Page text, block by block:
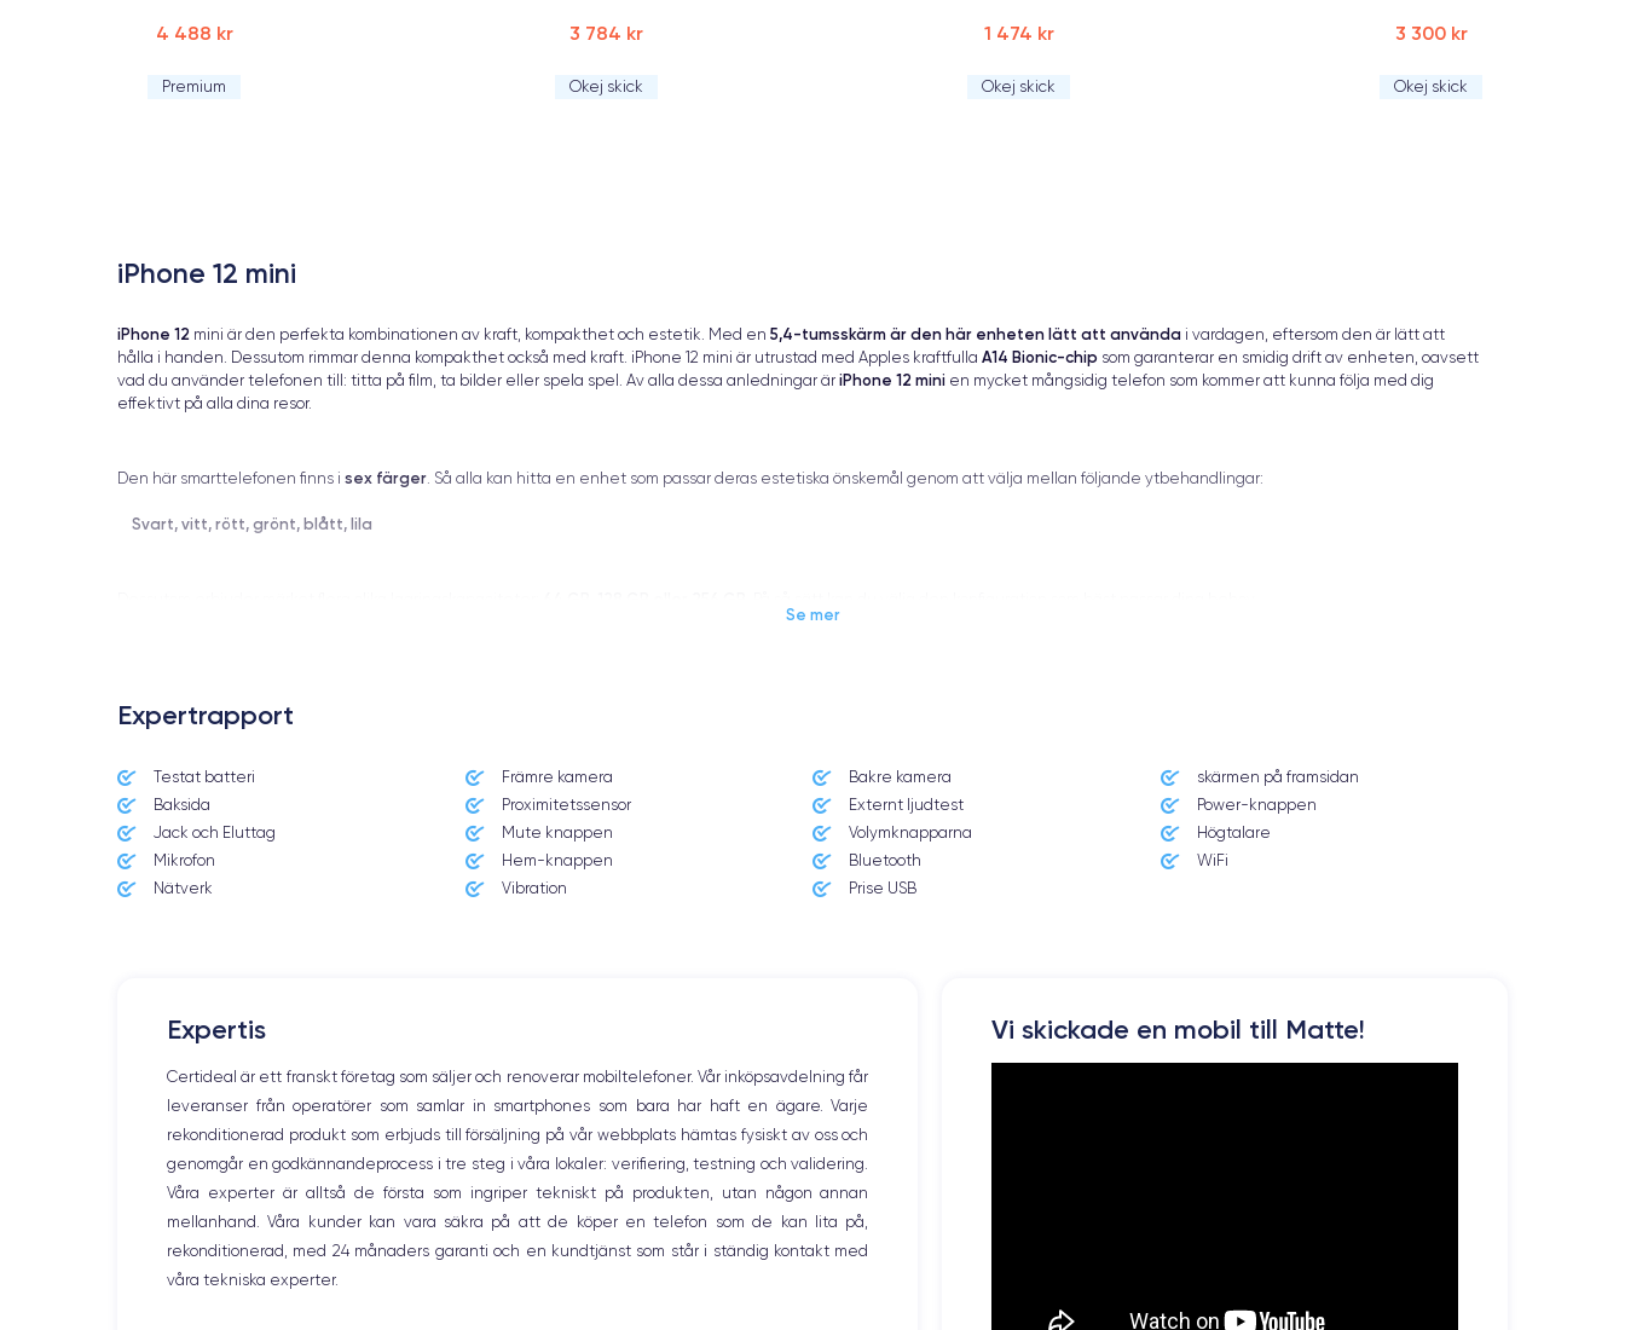
4 488 kr
Premium
3 784 kr
Okej skick
1 474 kr
Okej skick
3 300 kr
Okej skick
iPhone 12 mini
iPhone 12 mini är den perfekta kombinationen av kraft, kompakthet och estetik. Med en 5,4-tumsskärm är den här enheten lätt att använda i vardagen, eftersom den är lätt att
hålla i handen. Dessutom rimmar denna kompakthet också med kraft. iPhone 12 mini är utrustad med Apples kraftfulla A14 Bionic-chip som garanterar en smidig drift av enheten, oavsett
vad du använder telefonen till: titta på film, ta bilder eller spela spel. Av alla dessa anledningar är iPhone 12 mini en mycket mångsidig telefon som kommer att kunna följa med dig
effektivt på alla dina resor.
Den här smarttelefonen finns i sex färger. Så alla kan hitta en enhet som passar deras estetiska önskemål genom att välja mellan följande ytbehandlingar:
Svart, vitt, rött, grönt, blått, lila
Fördelarna med iPhone 12 mini
Med så mycket teknik och innovation kommer priset på telefonen att stiga. Du kan dock enkelt dra nytta av enhetens styrkor om du väljer att köpa enrenoverad smartphone
då dra nytta av ett pris som är upp till 70 % lägre än dess nya motsvarighet.
iPhone 12 miniär liten men effektiv och har en OLED-skärm med en upplösning på 2340 x 1080 pixlar och en densitet på 476 pixlar per tum. Detta innebär att bilden på skärmen är skarp
och behaglig. Dessutom garanterar HDR-kompatibilitet och ett kontrastförhållande på 2 000 000:1 en enastående prestanda när du tittar på filmer eller tv-serier.
Ljud:
Audiofiler kommer att bli nöjda med den här enheten. Den har två stereohögtalare. Dessutom är högtalarna Dolby Atmos-kompatibla, så du kan njuta av en fantastisk spatialisering av
ljudet i en kompakt, högpresterande enhet.
Se mer
Expertrapport
Testat batteri Främre kamera Bakre kamera
skärmen på framsidan
Baksida
Proximitetssensor Externt ljudtest
Power-knappen
Jack och Eluttag
Mute knappen Volymknapparna
Högtalare
Mikrofon
Hem-knappen Bluetooth
WiFi
Nätverk
Vibration Prise USB
Expertis
Certideal är ett franskt företag som säljer och renoverar mobiltelefoner. Vår inköpsavdelning får
leveranser från operatörer som samlar in smartphones som bara har haft en ägare. Varje
rekonditionerad produkt som erbjuds till försäljning på vår webbplats hämtas fysiskt av oss och
genomgår en godkännandeprocess i tre steg i våra lokaler: verifiering, testning och validering.
Våra experter är alltså de första som ingriper tekniskt på produkten, utan någon annan
mellanhand. Våra kunder kan vara säkra på att de köper en telefon som de kan lita på,
rekonditionerad, med 24 månaders garanti och en kundtjänst som står i ständig kontakt med
våra tekniska experter.
Vi skickade en mobil till Matte!